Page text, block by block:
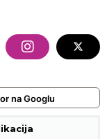
na Googlu